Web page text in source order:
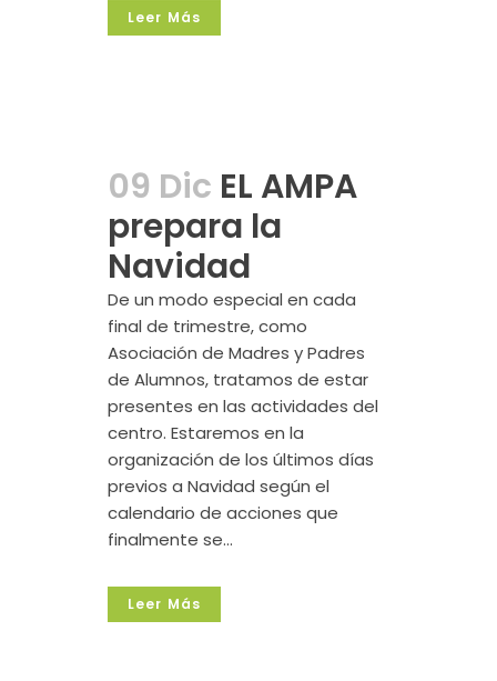
Leer Más
09 Dic EL AMPA
prepara la
Navidad
De un modo especial en cada
final de trimestre, como
Asociación de Madres y Padres
de Alumnos, tratamos de estar
presentes en las actividades del
centro. Estaremos en la
organización de los últimos días
previos a Navidad según el
calendario de acciones que
finalmente se...
Leer Más